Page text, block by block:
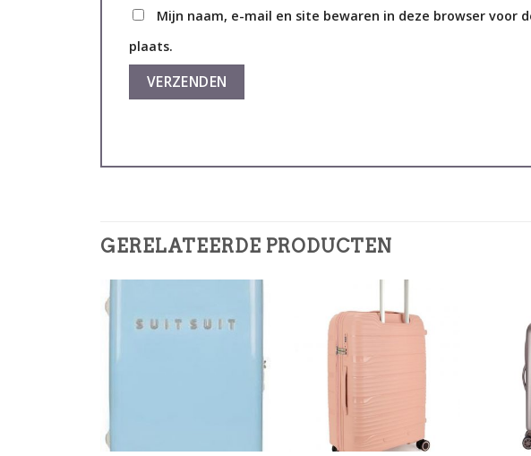
Mijn naam, e-mail en site bewaren in deze browser voor
plaats.
GERELATEERDE PRODUCTEN